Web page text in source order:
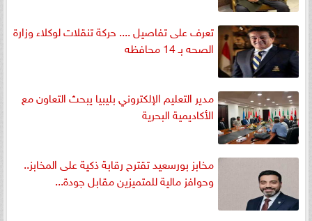
تعرف على تفاصيل .... حركة تنقلات لوكلاء وزارة
الصحه بـ 14 محافظه
مدير التعليم الإلكتروني بليبيا يبحث التعاون مع
الأكاديمية البحرية
مخابز بورسعيد تقترح رقابة ذكية على المخابز..
وحوافز مالية للمتميزين مقابل جودة...